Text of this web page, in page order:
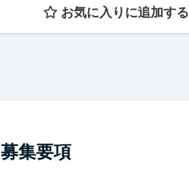
お気に入りに追加する
募集要項